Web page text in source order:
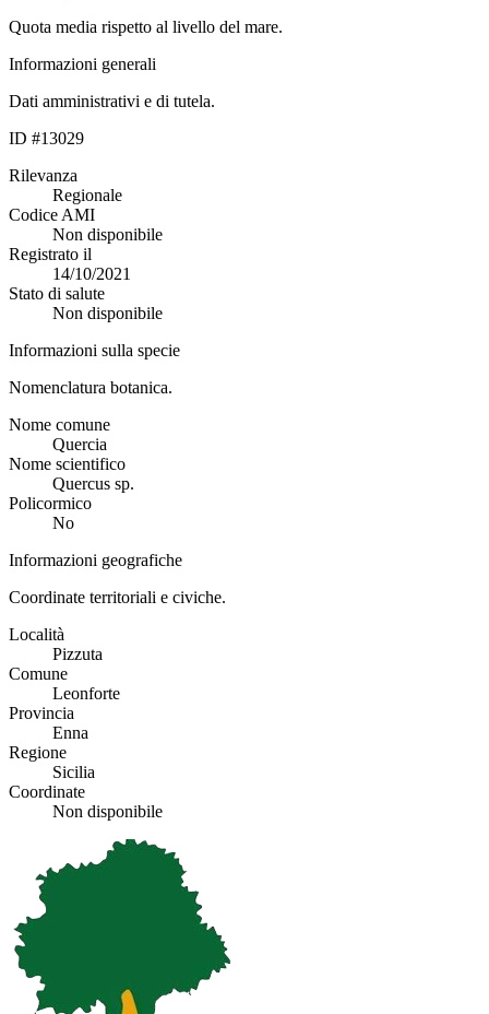
Quota media rispetto al livello del mare.
Informazioni generali
Dati amministrativi e di tutela.
ID #13029
Rilevanza
Regionale
Codice AMI
Non disponibile
Registrato il
14/10/2021
Stato di salute
Non disponibile
Informazioni sulla specie
Nomenclatura botanica.
Nome comune
Quercia
Nome scientifico
Quercus sp.
Policormico
No
Informazioni geografiche
Coordinate territoriali e civiche.
Località
Pizzuta
Comune
Leonforte
Provincia
Enna
Regione
Sicilia
Coordinate
Non disponibile